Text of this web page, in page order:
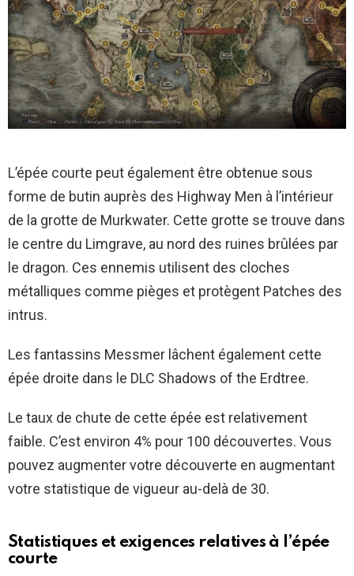
L’épée courte peut également être obtenue sous
forme de butin auprès des Highway Men à l’intérieur
de la grotte de Murkwater. Cette grotte se trouve dans
le centre du Limgrave, au nord des ruines brûlées par
le dragon. Ces ennemis utilisent des cloches
métalliques comme pièges et protègent Patches des
intrus.
Les fantassins Messmer lâchent également cette
épée droite dans le DLC Shadows of the Erdtree.
Le taux de chute de cette épée est relativement
faible. C’est environ 4% pour 100 découvertes. Vous
pouvez augmenter votre découverte en augmentant
votre statistique de vigueur au-delà de 30.
Statistiques et exigences relatives à l’épée
courte